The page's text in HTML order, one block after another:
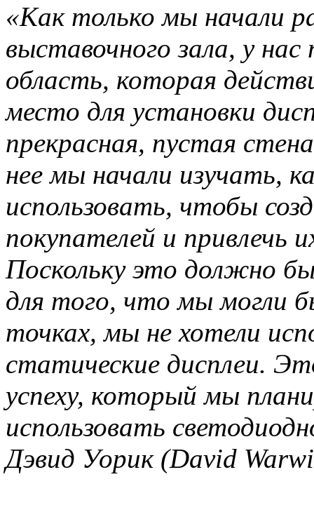
«Как только мы начали
выставочного зала, у нас
область, которая
место для установки
прекрасная, пустая
нее мы начали изучать,
использовать, чтобы
покупателей и привлечь
Поскольку это должно
для того, что мы могли
точках, мы не хотели
статические дисплеи.
успеху, который мы
использовать
Дэвид Уорик (David